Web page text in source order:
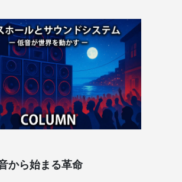
から始まる革命